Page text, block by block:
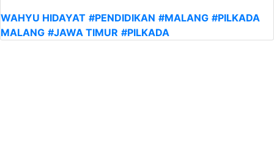
WAHYU HIDAYAT #PENDIDIKAN #MALANG #PILKADA
MALANG #JAWA TIMUR #PILKADA